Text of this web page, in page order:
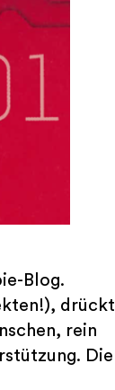
Blog.
drückt
rein
Die